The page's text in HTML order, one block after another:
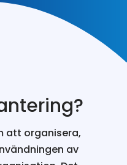
att organisera,
av